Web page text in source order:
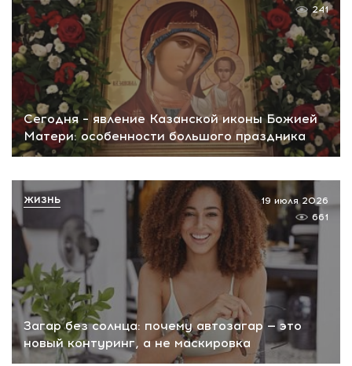
Сегодня – явление Казанской иконы Божией
Матери: особенности большого праздника
241
Загар без солнца: почему автозагар — это
новый контуринг, а не маскировка
19 июля 2026
661
ЖИЗНЬ